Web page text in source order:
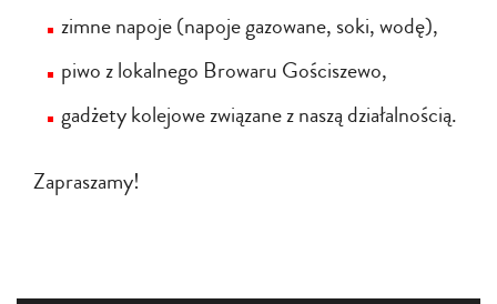
zimne napoje (napoje gazowane, soki, wodę),
piwo z lokalnego Browaru Gościszewo,
gadżety kolejowe związane z naszą działalnością.
Zapraszamy!